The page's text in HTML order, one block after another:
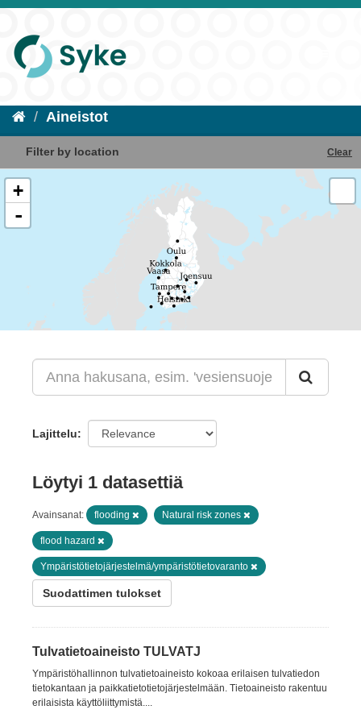
Aineistot
Filter by location Clear
+
-
Lajittelu
Löytyi 1 datasettiä
Avainsanat: flooding Natural risk zones
flood hazard
Ympäristötietojärjestelmä/ympäristötietovaranto
Suodattimen tulokset
Tulvatietoaineisto TULVATJ
Ympäristöhallinnon tulvatietoaineisto kokoaa erilaisen tulvatiedon
tietokantaan ja paikkatietotietojärjestelmään. Tietoaineisto rakentuu
erilaisista käyttöliittymistä....